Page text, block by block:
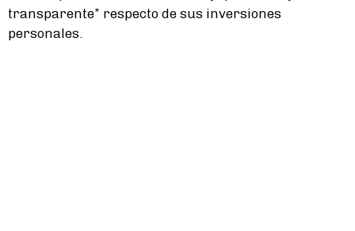
transparente” respecto de sus inversiones
personales.